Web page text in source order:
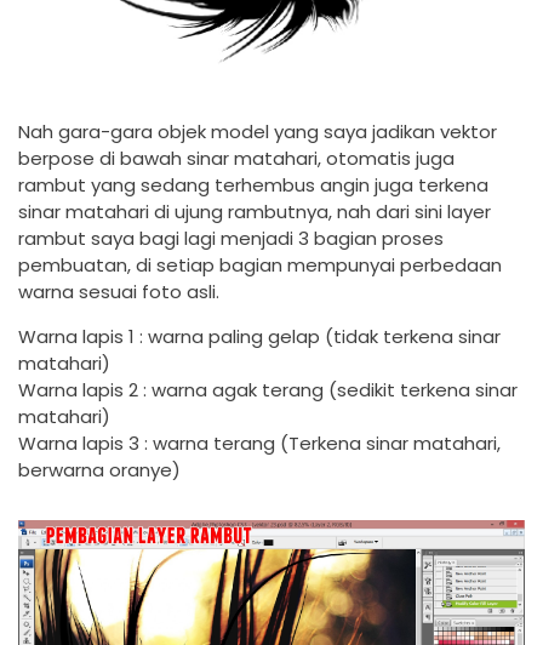
Nah gara-gara objek model yang saya jadikan vektor
berpose di bawah sinar matahari, otomatis juga
rambut yang sedang terhembus angin juga terkena
sinar matahari di ujung rambutnya, nah dari sini layer
rambut saya bagi lagi menjadi 3 bagian proses
pembuatan, di setiap bagian mempunyai perbedaan
warna sesuai foto asli.
Warna lapis 1 : warna paling gelap (tidak terkena sinar
matahari)
Warna lapis 2 : warna agak terang (sedikit terkena sinar
matahari)
Warna lapis 3 : warna terang (Terkena sinar matahari,
berwarna oranye)